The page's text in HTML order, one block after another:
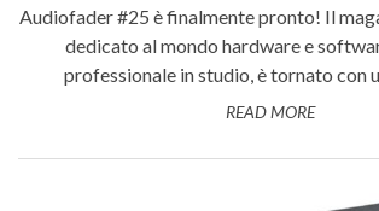
Audiofader #25 è finalmente pronto! Il
dedicato al mondo hardware e
professionale in studio, è tornato con
READ MORE